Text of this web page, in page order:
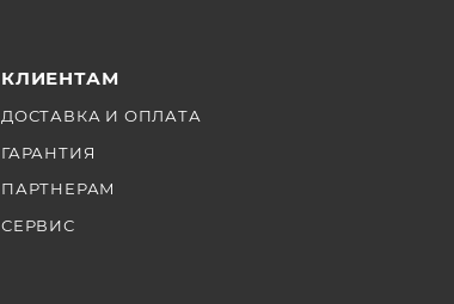
КЛИЕНТАМ
ДОСТАВКА И ОПЛАТА
ГАРАНТИЯ
ПАРТНЕРАМ
СЕРВИС